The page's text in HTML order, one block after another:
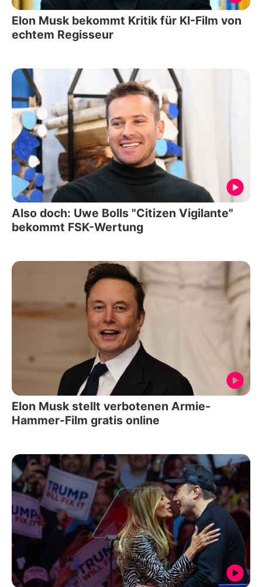
Elon Musk bekommt Kritik für KI-Film von
echtem Regisseur
Also doch: Uwe Bolls "Citizen Vigilante"
bekommt FSK-Wertung
Elon Musk stellt verbotenen Armie-
Hammer-Film gratis online